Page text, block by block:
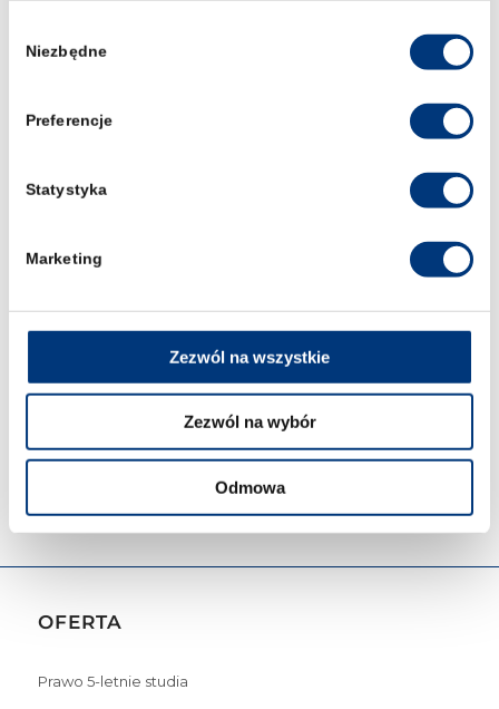
zgody
Niezbędne
Preferencje
Statystyka
Marketing
Zezwól na wszystkie
Zezwól na wybór
Odmowa
przezwyciężeniem stresu związanego z
praktyczne wykorzystywanie wiedzy
zdobytej na zajęciach (kazusy oparte na
wysłuchanie opinii doświadczonego jury
pełnomocnika procesowego
ćwiczeń. Więcej o konkursie na kanałach social
media Koła Nauk Penalnych LIBERUM.
78
OFERTA
Prawo 5-letnie studia